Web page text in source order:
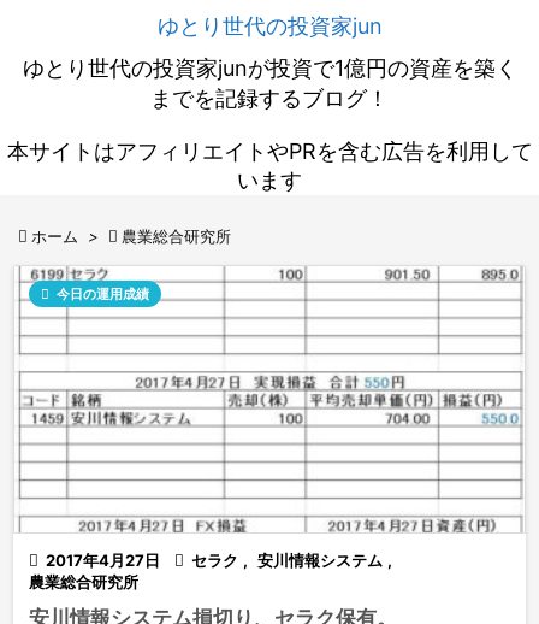
ゆとり世代の投資家jun
ゆとり世代の投資家junが投資で1億円の資産を築く
までを記録するブログ！
本サイトはアフィリエイトやPRを含む広告を利用して
います
 ホーム >  農業総合研究所
 2017年4月27日
 今日の運用成績
 セラク , 安川情報システム ,
農業総合研究所
安川情報システム損切り、セラク保有。